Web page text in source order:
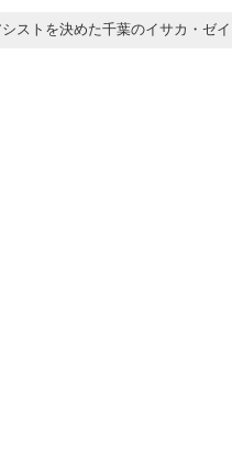
ストを決めた千葉のイサカ・ゼ